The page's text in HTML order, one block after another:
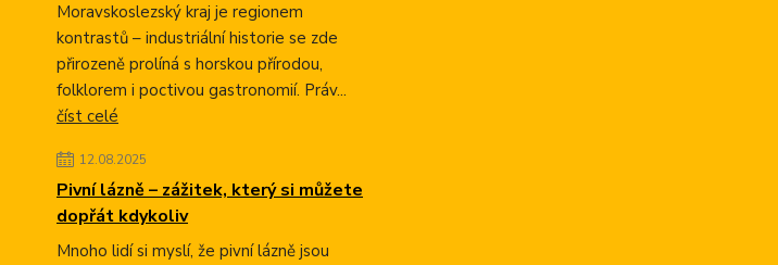
Moravskoslezský kraj je regionem
kontrastů – industriální historie se zde
přirozeně prolíná s horskou přírodou,
folklorem i poctivou gastronomií. Práv...
číst celé
12.08.2025
Pivní lázně – zážitek, který si můžete
dopřát kdykoliv
Mnoho lidí si myslí, že pivní lázně jsou